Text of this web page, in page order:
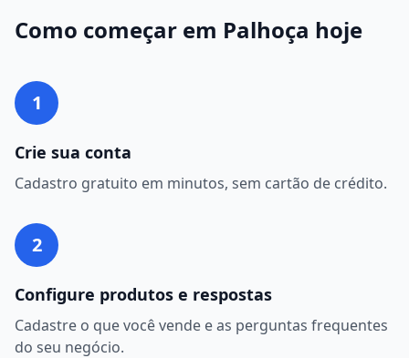
Como começar em Palhoça hoje
1
Crie sua conta
Cadastro gratuito em minutos, sem cartão de crédito.
2
Configure produtos e respostas
Cadastre o que você vende e as perguntas frequentes
do seu negócio.